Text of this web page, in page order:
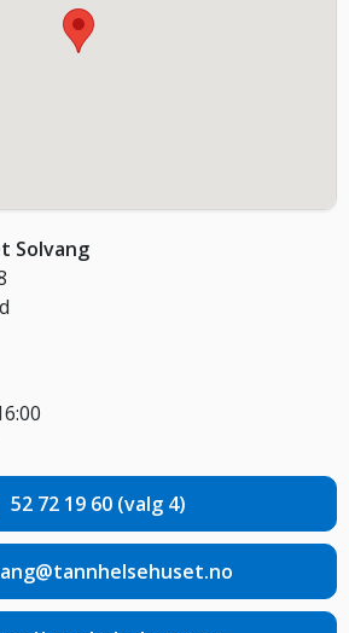
Solvang
52 72 19 60 (valg 4)